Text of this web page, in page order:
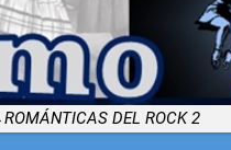
ROMÁNTICAS DEL ROCK 2